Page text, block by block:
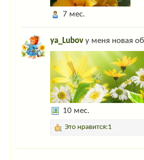
7 мес.
ya_Lubov у меня новая
10 мес.
Это нравится:1